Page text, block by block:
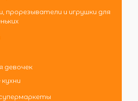
прорезыватели и игрушки для
девочек